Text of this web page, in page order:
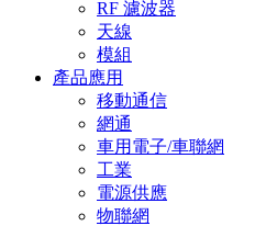
RF 濾波器
天線
模組
產品應用
移動通信
網通
車用電子/車聯網
工業
電源供應
物聯網